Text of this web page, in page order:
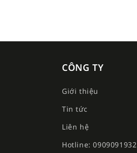
CÔNG TY
Giới thiệu
Tin tức
Liên hệ
Hotline: 0909091932